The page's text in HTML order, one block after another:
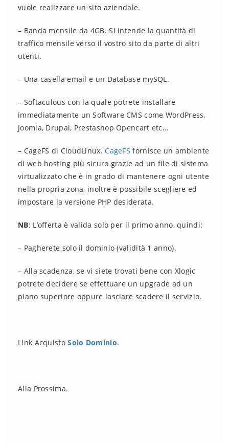
vuole realizzare un sito aziendale.
– Banda mensile da 4GB. Si intende la quantità di
traffico mensile verso il vostro sito da parte di altri
utenti.
– Una casella email e un Database mySQL.
– Softaculous con la quale potrete installare
immediatamente un Software CMS come WordPress,
Joomla, Drupal, Prestashop Opencart etc…
– CageFS di CloudLinux. CageFS fornisce un ambiente
di web hosting più sicuro grazie ad un file di sistema
virtualizzato che è in grado di mantenere ogni utente
nella propria zona, inoltre è possibile scegliere ed
impostare la versione PHP desiderata.
NB: L’offerta è valida solo per il primo anno, quindi:
– Pagherete solo il dominio (validità 1 anno).
– Alla scadenza, se vi siete trovati bene con Xlogic
potrete decidere se effettuare un upgrade ad un
piano superiore oppure lasciare scadere il servizio.
Link AcquistoSolo Dominio.
Alla Prossima.